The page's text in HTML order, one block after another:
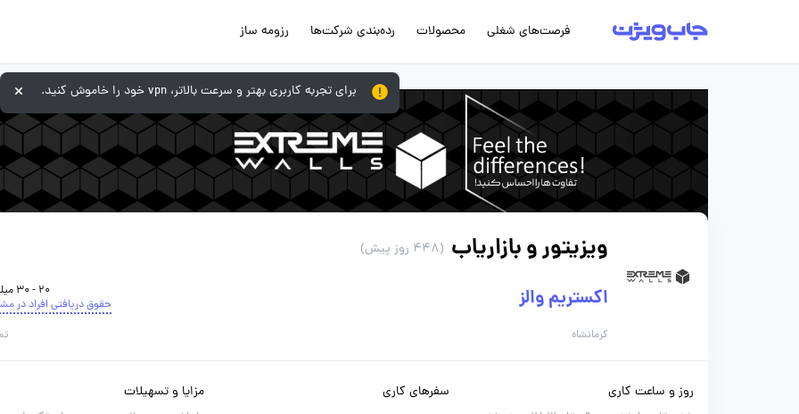
فرصت‌های شغلی محصولات رده‌بندی شرکت‌ها رزومه ساز
ویزیتور و بازاریاب (448 روز پیش)
اکستریم والز
20 - 30 میلیون تومان
حقوق دریافتی افراد در
کرمانشاه
روز و ساعت کاری
سفرهای کاری
مزایا و تسهیلات
برای تجربه کاربری بهتر و سرعت بالاتر، vpn خود را خاموش کنید.